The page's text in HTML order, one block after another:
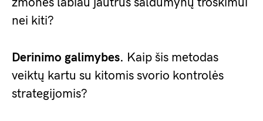
nei kiti?
Derinimo galimybes. Kaip šis metodas
veiktų kartu su kitomis svorio kontrolės
strategijomis?